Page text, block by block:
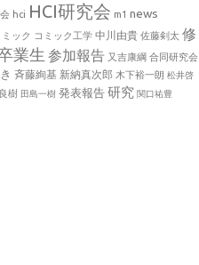
hci HCI研究会 m1 news
ミック コミック工学 中川由貴 佐藤剣太 修
業生 参加報告 又吉康綱 合同研究会
斉藤絢基 新納真次郎 木下裕一朗 松井啓
樹 田島一樹 発表報告 研究 関口祐豊